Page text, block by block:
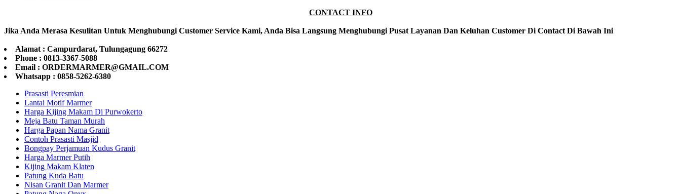
CONTACT INFO
Jika Anda Merasa Kesulitan Untuk Menghubungi Customer Service Kami, Anda Bisa Langsung Menghubungi Pusat Layanan Dan Keluhan Customer Di Contact Di Bawah Ini
Alamat : Campurdarat, Tulungagung 66272
Phone : 0813-3367-5088
Email : ORDERMARMER@GMAIL.COM
Whatsapp : 0858-5262-6380
Prasasti Peresmian
Lantai Motif Marmer
Harga Kijing Makam Di Purwokerto
Meja Batu Taman Murah
Harga Papan Nama Granit
Contoh Prasasti Masjid
Bongpay Perjamuan Kudus Granit
Harga Marmer Putih
Kijing Makam Klaten
Patung Kuda Batu
Nisan Granit Dan Marmer